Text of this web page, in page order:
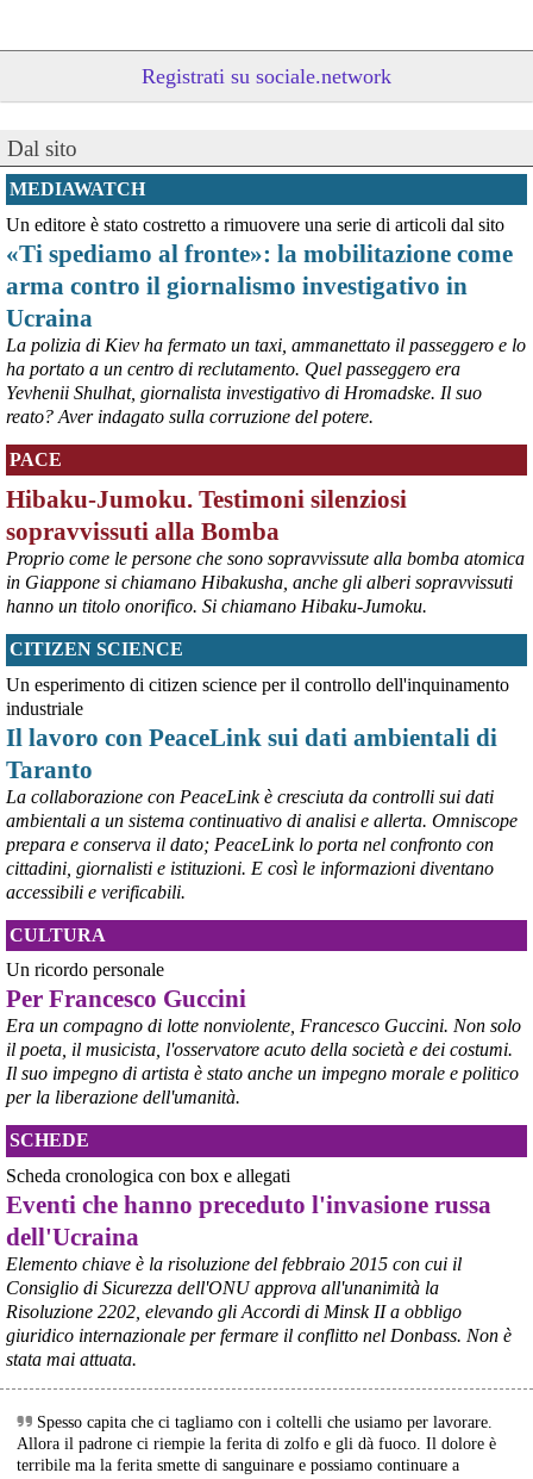
@peacelink - 9/8/2026 10:48
Oggi, 9 agosto, si celebra la Giornata internazionale dei popoli
indigeni, istituita dall'ONU nel 1994 per valorizzare il contributo
unico che essi danno alla diversità umana e promuovere la
protezione dei loro diritti umani e territoriali.
Dare visibilità ai gravi problemi che gli oltre 476 milioni di indigeni
devono affrontare a causa delle azioni predatorie altrui è
necessario per il loro futuro.
Survival International info@survival.it
#dirittiglobali #dirittiumani
@peacelink
Da Luisa Morgantini, presidente di AssopacePalestina (per contatti:
lmorgantiniassopace@gmail.com)
A Supino, in provincia di Frosinone, al centro di AssopacePalestina
"Bab el Sham" (la  porta del sole), dal 16 al 23 agosto 2026, 60
studentesse e studenti di Gaza, che hanno avuto scholarship da
diverse Universita' italiane, si incontreranno per conoscersi,
scambiare idee, essere di reciproco aiuto, per condividere la loro
situazione, i bisogni e le necessita'.
#dirittiglobali #Palestina
Ivrea, 232° Presidio per la Pace di Sabato 8° agosto 2026 - Report
fotografico
#pace #pcknews #Ivrea
Registrati su sociale.network
Dal sito
MEDIAWATCH
Un editore è stato costretto a rimuovere una serie di articoli dal sito
«Ti spediamo al fronte»: la mobilitazione come
arma contro il giornalismo investigativo in
Ucraina
La polizia di Kiev ha fermato un taxi, ammanettato il passeggero e lo
ha portato a un centro di reclutamento. Quel passeggero era
Yevhenii Shulhat, giornalista investigativo di Hromadske. Il suo
reato? Aver indagato sulla corruzione del potere.
PACE
Hibaku-Jumoku. Testimoni silenziosi
sopravvissuti alla Bomba
Proprio come le persone che sono sopravvissute alla bomba atomica
in Giappone si chiamano Hibakusha, anche gli alberi sopravvissuti
hanno un titolo onorifico. Si chiamano Hibaku-Jumoku.
CITIZEN SCIENCE
Un esperimento di citizen science per il controllo dell'inquinamento
industriale
Il lavoro con PeaceLink sui dati ambientali di
Taranto
La collaborazione con PeaceLink è cresciuta da controlli sui dati
ambientali a un sistema continuativo di analisi e allerta. Omniscope
prepara e conserva il dato; PeaceLink lo porta nel confronto con
cittadini, giornalisti e istituzioni. E così le informazioni diventano
accessibili e verificabili.
CULTURA
Un ricordo personale
Per Francesco Guccini
Era un compagno di lotte nonviolente, Francesco Guccini. Non solo
il poeta, il musicista, l'osservatore acuto della società e dei costumi.
Il suo impegno di artista è stato anche un impegno morale e politico
per la liberazione dell'umanità.
SCHEDE
Scheda cronologica con box e allegati
Eventi che hanno preceduto l'invasione russa
dell'Ucraina
Elemento chiave è la risoluzione del febbraio 2015 con cui il
Consiglio di Sicurezza dell'ONU approva all'unanimità la
Risoluzione 2202, elevando gli Accordi di Minsk II a obbligo
giuridico internazionale per fermare il conflitto nel Donbass. Non è
stata mai attuata.
Spesso capita che ci tagliamo con i coltelli che usiamo per lavorare.
Allora il padrone ci riempie la ferita di zolfo e gli dà fuoco. Il dolore è
terribile ma la ferita smette di sanguinare e possiamo continuare a